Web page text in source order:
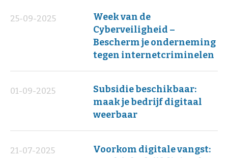
Week van de
Cyberveiligheid –
Bescherm je onderneming
tegen internetcriminelen
25-09-2025
Subsidie beschikbaar:
maak je bedrijf digitaal
weerbaar
01-09-2025
Voorkom digitale vangst:
21-07-2025